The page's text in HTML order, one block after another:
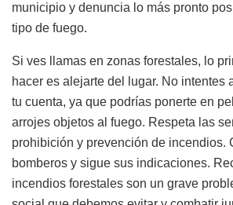
municipio y denuncia lo más pronto
tipo de fuego.
Si ves llamas en zonas forestales, lo
hacer es alejarte del lugar. No intentes
tu cuenta, ya que podrías ponerte en
arrojes objetos al fuego. Respeta las
prohibición y prevención de incendios.
bomberos y sigue sus indicaciones.
incendios forestales son un grave